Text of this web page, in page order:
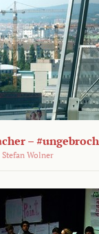
–
Stefan Wolner